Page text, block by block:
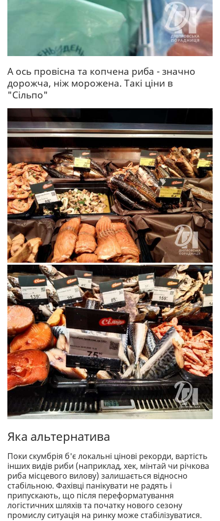
А ось провісна та копчена риба - значно
дорожча, ніж морожена. Такі ціни в
"Сільпо"
Яка альтернатива
Поки скумбрія б'є локальні цінові рекорди, вартість
інших видів риби (наприклад, хек, мінтай чи річкова
риба місцевого вилову) залишається відносно
стабільною. Фахівці панікувати не радять і
припускають, що після переформатування
логістичних шляхів та початку нового сезону
промислу ситуація на ринку може стабілізуватися.